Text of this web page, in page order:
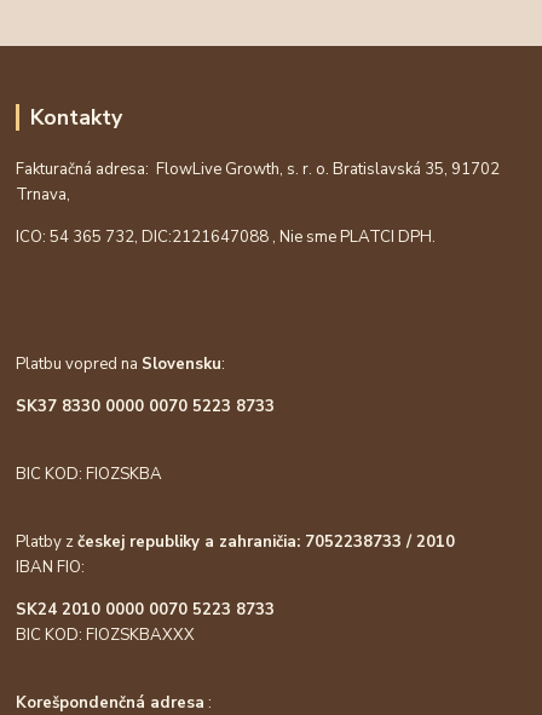
Kontakty
Fakturačná adresa: FlowLive Growth, s. r. o. Bratislavská 35, 91702
Trnava,
ICO: 54 365 732, DIC:2121647088 , Nie sme PLATCI DPH.
Platbu vopred na Slovensku:
SK37 8330 0000 0070 5223 8733
BIC KOD: FIOZSKBA
Platby zčeskej republiky a zahraničia: 7052238733 / 2010
IBAN FIO:
SK24 2010 0000 0070 5223 8733
BIC KOD: FIOZSKBAXXX
Korešpondenčná adresa :